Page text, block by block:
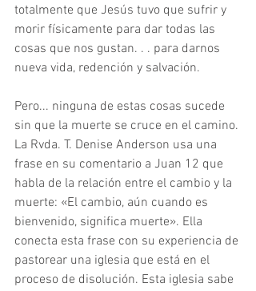
totalmente que Jesús tuvo que sufrir y
morir físicamente para dar todas las
cosas que nos gustan. . . para darnos
nueva vida, redención y salvación.
Pero... ninguna de estas cosas sucede
sin que la muerte se cruce en el camino.
La Rvda. T. Denise Anderson usa una
frase en su comentario a Juan 12 que
habla de la relación entre el cambio y la
muerte: «El cambio, aún cuando es
bienvenido, significa muerte». Ella
conecta esta frase con su experiencia de
pastorear una iglesia que está en el
proceso de disolución. Esta iglesia sabe